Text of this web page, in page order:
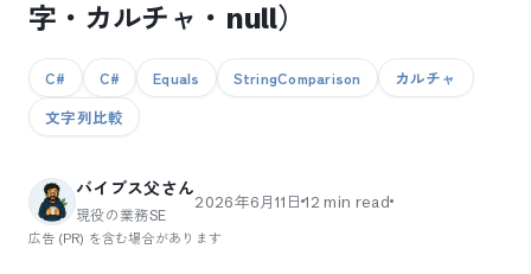
字・カルチャ・null）
C# C# Equals StringComparison
カルチャ
文字列比較
バイブス父さん
現役の業務SE
2026年6月11日12 min read
広告 (PR) を含む場合があります